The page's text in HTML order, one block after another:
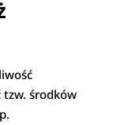
tzw. środków